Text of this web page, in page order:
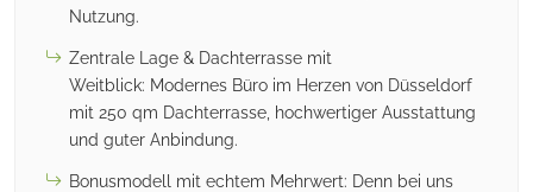
Nutzung.
Zentrale Lage & Dachterrasse mit
Weitblick: Modernes Büro im Herzen von Düsseldorf
mit 250 qm Dachterrasse, hochwertiger Ausstattung
und guter Anbindung.
Bonusmodell mit echtem Mehrwert: Denn bei uns